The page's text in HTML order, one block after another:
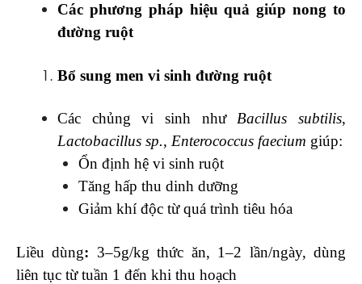
Các phương pháp hiệu quả giúp nong to
đường ruột
Bổ sung men vi sinh đường ruột
Các chủng vi sinh nhưBacillus subtilis,
Lactobacillus sp., Enterococcus faecium giúp:
Ổn định hệ vi sinh ruột
Tăng hấp thu dinh dưỡng
Giảm khí độc từ quá trình tiêu hóa
Liều dùng: 3–5g/kg thức ăn, 1–2 lần/ngày, dùng
liên tục từ tuần 1 đến khi thu hoạch